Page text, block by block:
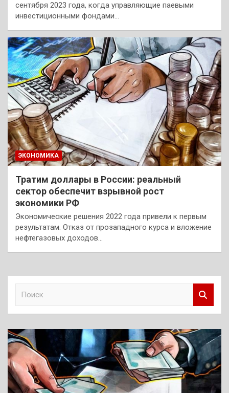
сентября 2023 года, когда управляющие паевыми
инвестиционными фондами…
ЭКОНОМИКА
Тратим доллары в России: реальный
сектор обеспечит взрывной рост
экономики РФ
Экономические решения 2022 года привели к первым
результатам. Отказ от прозападного курса и вложение
нефтегазовых доходов…
к